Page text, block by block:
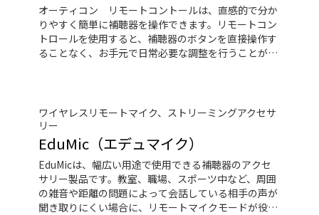
オーティコン リモートコントールは、直感的で分か
りやすく簡単に補聴器を操作できます。リモートコン
トロールを使用すると、補聴器のボタンを直接操作す
ることなく、お手元で日常必要な調整を行うことがで
ワイヤレスリモートマイク、ストリーミングアクセサ
リー
EduMic（エデュマイク）
EduMicは、幅広い用途で使用できる補聴器のアクセ
サリー製品です。教室、職場、スポーツ中など、周囲
の雑音や距離の問題によって会話している相手の声が
聞き取りにくい場合に、リモートマイクモードが役に